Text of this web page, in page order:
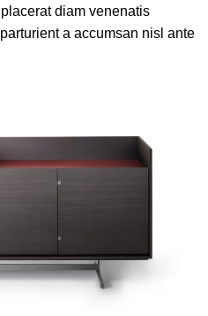
diam venenatis
a accumsan nisl ante